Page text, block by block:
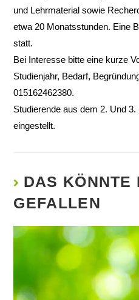
und Lehrmaterial sowie
etwa 20 Monatsstunden. Eine
statt.
Bei Interesse bitte eine kurze
Studienjahr, Bedarf,
015162462380.
Studierende aus dem 2. Und
eingestellt.
DAS KÖNNTE
GEFALLEN